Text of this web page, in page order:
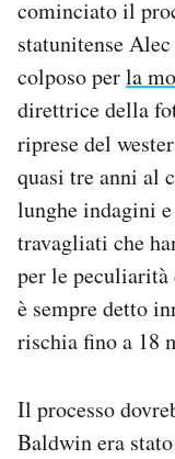
Area
Notifiche
Regala il Post
Hai bisogno di
Esci
cominciato il
statunitense
colposo perla
direttrice della
riprese del
quasi tre anni al
lunghe indagini
travagliati che
per le
è sempre detto
rischia fino a 18
Il processo
Baldwin era